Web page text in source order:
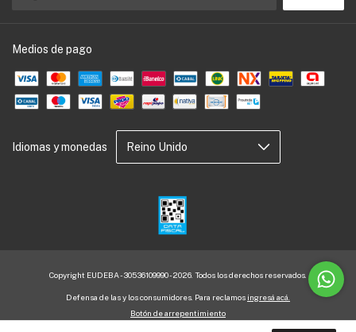
Medios de pago
Idiomas y monedas
Copyright EUDEBA - 30536109990 - 2026. Todos los derechos reservados.
Defensa de las y los consumidores. Para reclamos ingresá acá.
Botón de arrepentimiento